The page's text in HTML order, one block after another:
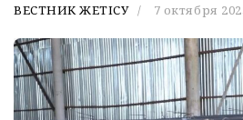
ВЕСТНИК ЖЕТІСУ 7 октября